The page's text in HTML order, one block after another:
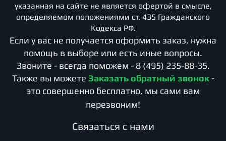
указанная на сайте не является офертой в смысле,
определяемом положениями ст. 435 Гражданского
Кодекса РФ.
Если у вас не получается оформить заказ, нужна
помощь в выборе или есть иные вопросы.
Звоните - всегда поможем - 8 (495) 235-88-35.
Также вы можете Заказать обратный звонок -
это совершенно бесплатно, мы сами вам
перезвоним!
Cвязаться с нами